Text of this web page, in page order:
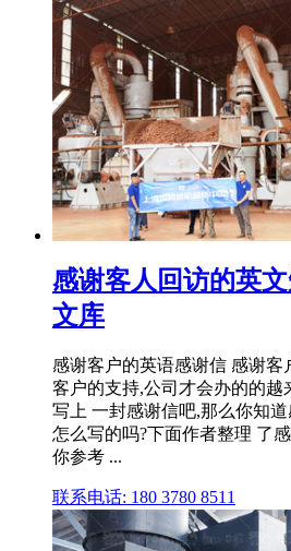
感谢客人回访的英
文库
感谢客户的英语感谢信 感谢客
客户的支持,公司才会办的的越
写上 一封感谢信吧,那么你知
怎么写的吗?下面作者整理 了
你参考 ...
联系电话: 180 3780 8511